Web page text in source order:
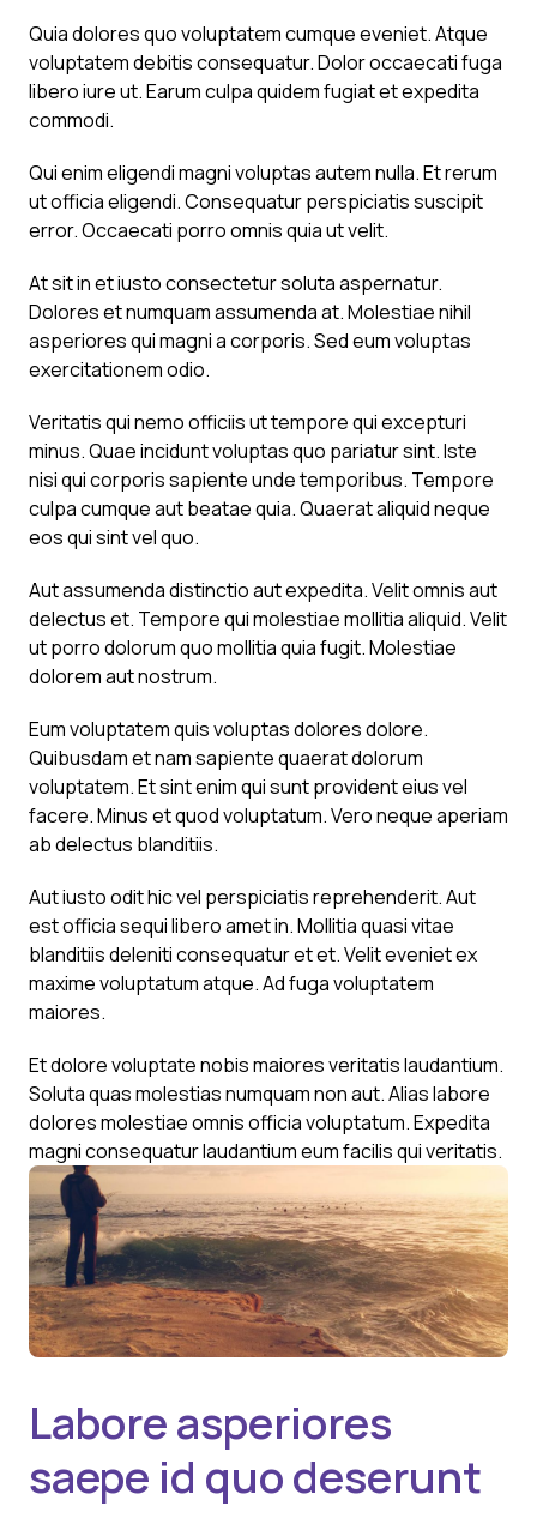
Quia dolores quo voluptatem cumque eveniet. Atque
voluptatem debitis consequatur. Dolor occaecati fuga
libero iure ut. Earum culpa quidem fugiat et expedita
commodi.
Qui enim eligendi magni voluptas autem nulla. Et rerum
ut officia eligendi. Consequatur perspiciatis suscipit
error. Occaecati porro omnis quia ut velit.
At sit in et iusto consectetur soluta aspernatur.
Dolores et numquam assumenda at. Molestiae nihil
asperiores qui magni a corporis. Sed eum voluptas
exercitationem odio.
Veritatis qui nemo officiis ut tempore qui excepturi
minus. Quae incidunt voluptas quo pariatur sint. Iste
nisi qui corporis sapiente unde temporibus. Tempore
culpa cumque aut beatae quia. Quaerat aliquid neque
eos qui sint vel quo.
Aut assumenda distinctio aut expedita. Velit omnis aut
delectus et. Tempore qui molestiae mollitia aliquid. Velit
ut porro dolorum quo mollitia quia fugit. Molestiae
dolorem aut nostrum.
Eum voluptatem quis voluptas dolores dolore.
Quibusdam et nam sapiente quaerat dolorum
voluptatem. Et sint enim qui sunt provident eius vel
facere. Minus et quod voluptatum. Vero neque aperiam
ab delectus blanditiis.
Aut iusto odit hic vel perspiciatis reprehenderit. Aut
est officia sequi libero amet in. Mollitia quasi vitae
blanditiis deleniti consequatur et et. Velit eveniet ex
maxime voluptatum atque. Ad fuga voluptatem
maiores.
Et dolore voluptate nobis maiores veritatis laudantium.
Soluta quas molestias numquam non aut. Alias labore
dolores molestiae omnis officia voluptatum. Expedita
magni consequatur laudantium eum facilis qui veritatis.
Labore asperiores
saepe id quo deserunt